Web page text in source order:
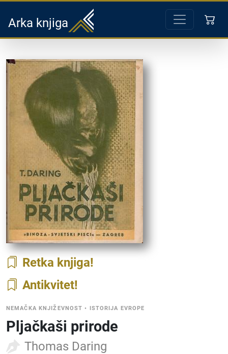
Arka knjiga
Retka knjiga
Antikvitet
NEMAČKA KNJIŽEVNOST • ISTORIJA EVROPE
Pljačkaši prirode
Thomas Daring